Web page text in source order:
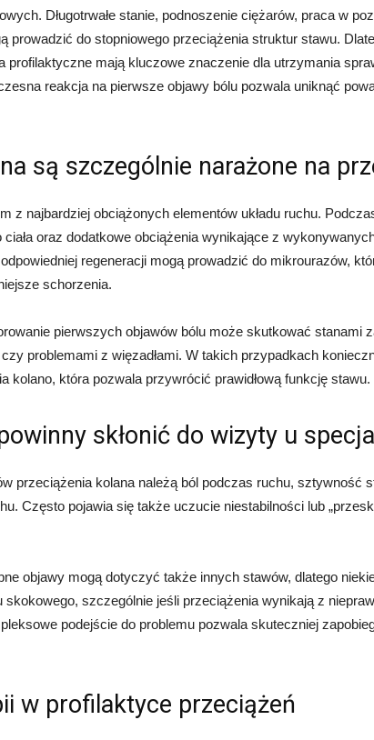
Długotrwałe stanie, podnoszenie ciężarów, praca w
prowadzić do stopniowego przeciążenia struktur stawu.
profilaktyczne mają kluczowe znaczenie dla utrzymania
reakcja na pierwsze objawy bólu pozwala uniknąć
są szczególnie narażone na
z najbardziej obciążonych elementów układu ruchu.
ciała oraz dodatkowe obciążenia wynikające z
regeneracji mogą prowadzić do mikrourazów,
schorzenia.
pierwszych objawów bólu może skutkować stanami
problemami z więzadłami. W takich przypadkach
kolano, która pozwala przywrócić prawidłową funkcję stawu.
skłonić do wizyty u
przeciążenia kolana należą ból podczas ruchu, sztywność
Często pojawia się także uczucie niestabilności lub
objawy mogą dotyczyć także innych stawów, dlatego
skokowego, szczególnie jeśli przeciążenia wynikają z
podejście do problemu pozwala skuteczniej
w profilaktyce przeciążeń